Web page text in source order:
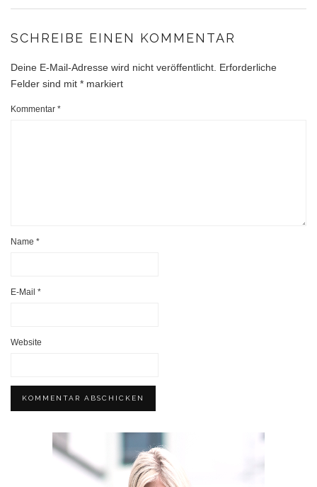
SCHREIBE EINEN KOMMENTAR
Deine E-Mail-Adresse wird nicht veröffentlicht. Erforderliche
Felder sind mit * markiert
Kommentar *
Name *
E-Mail *
Website